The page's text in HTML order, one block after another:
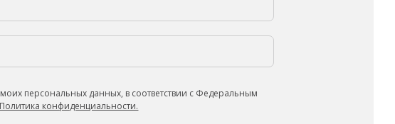
персональных данных, в соответствии с Федеральным
Политика конфиденциальности.